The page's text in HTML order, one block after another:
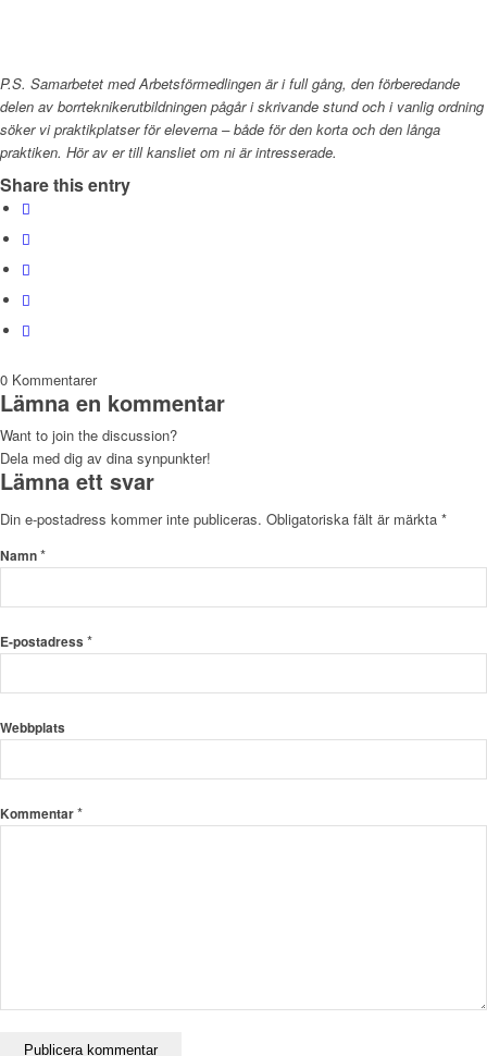
P.S. Samarbetet med Arbetsförmedlingen är i full gång, den förberedande
delen av borrteknikerutbildningen pågår i skrivande stund och i vanlig ordning
söker vi praktikplatser för eleverna – både för den korta och den långa
praktiken. Hör av er till kansliet om ni är intresserade.
Share this entry
0 Kommentarer
Lämna en kommentar
Want to join the discussion?
Dela med dig av dina synpunkter!
Lämna ett svar
Din e-postadress kommer inte publiceras. Obligatoriska fält är märkta *
Namn*
E-postadress *
Webbplats
Kommentar*